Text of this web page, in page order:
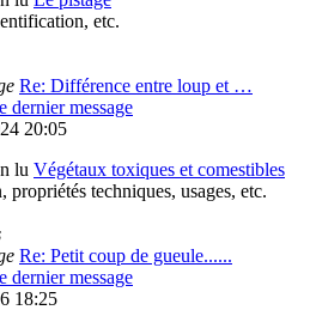
etc.
Re: Différence entre loup et …
dernier message
20:05
Végétaux toxiques et comestibles
techniques, usages, etc.
Re: Petit coup de gueule......
dernier message
18:25